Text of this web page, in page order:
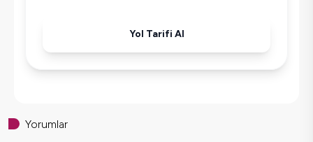
Yol Tarifi Al
Yorumlar